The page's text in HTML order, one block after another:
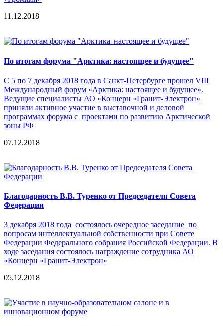
11.12.2018
По итогам форума "Арктика: настоящее и будущее"
С 5 по 7 декабря 2018 года в Санкт-Петербурге прошел VIII
Международный форум «Арктика: настоящее и будущее».
Ведущие специалисты АО «Концерн «Гранит-Электрон»
приняли активное участие в выставочной и деловой
программах форума с проектами по развитию Арктической
зоны РФ
07.12.2018
Благодарность В.В. Туренко от Председателя Совета
Федерации
3 декабря 2018 года состоялось очередное заседание по
вопросам интеллектуальной собственности при Совете
Федерации Федерального собрания Российской Федерации. В
ходе заседания состоялось награждение сотрудника АО
«Концерн «Гранит-Электрон»
05.12.2018